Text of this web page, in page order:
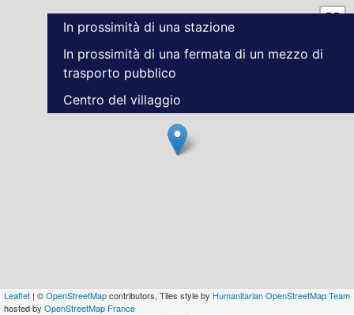
Leaflet | ©OpenStreetMapcontributors, Tiles style by Humanitarian OpenStreetMap Team
hosted by OpenStreetMap France
In prossimità di una stazione
In prossimità di una fermata di un mezzo di
trasporto pubblico
Centro del villaggio